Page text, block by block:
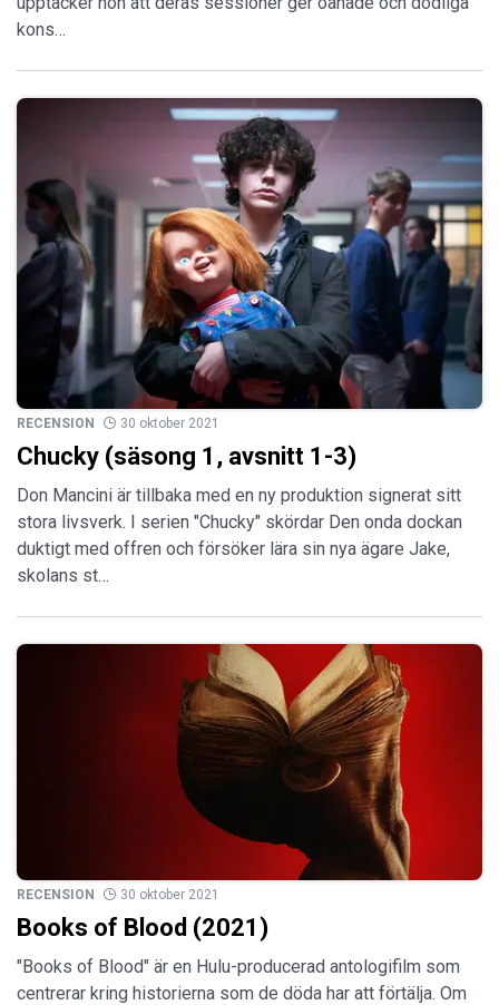
kons…
RECENSION 30 oktober 2021
Chucky (säsong 1, avsnitt 1-3)
Don Mancini är tillbaka med en ny produktion signerat sitt
stora livsverk. I serien "Chucky" skördar Den onda dockan
duktigt med offren och försöker lära sin nya ägare Jake,
skolans st…
RECENSION 30 oktober 2021
Books of Blood (2021)
"Books of Blood" är en Hulu-producerad antologifilm som
centrerar kring historierna som de döda har att förtälja. Om